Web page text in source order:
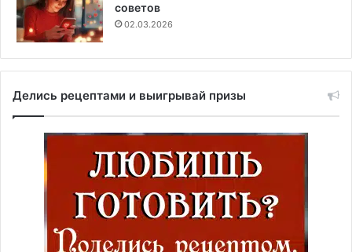
советов
02.03.2026
Делись рецептами и выигрывай призы